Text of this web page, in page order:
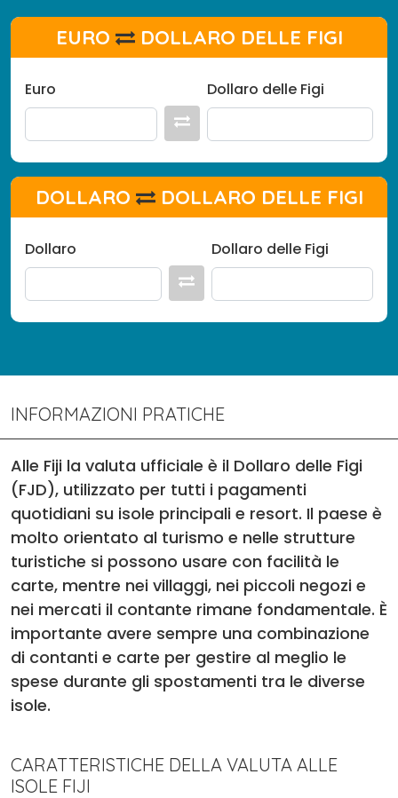
EURO DOLLARO DELLE FIGI
Euro Dollaro delle Figi
DOLLARO DOLLARO DELLE FIGI
Dollaro Dollaro delle Figi
INFORMAZIONI PRATICHE
Alle Fiji la valuta ufficiale è il Dollaro delle Figi
(FJD), utilizzato per tutti i pagamenti
quotidiani su isole principali e resort. Il paese è
molto orientato al turismo e nelle strutture
turistiche si possono usare con facilità le
carte, mentre nei villaggi, nei piccoli negozi e
nei mercati il contante rimane fondamentale. È
importante avere sempre una combinazione
di contanti e carte per gestire al meglio le
spese durante gli spostamenti tra le diverse
isole.
CARATTERISTICHE DELLA VALUTA ALLE
ISOLE FIJI